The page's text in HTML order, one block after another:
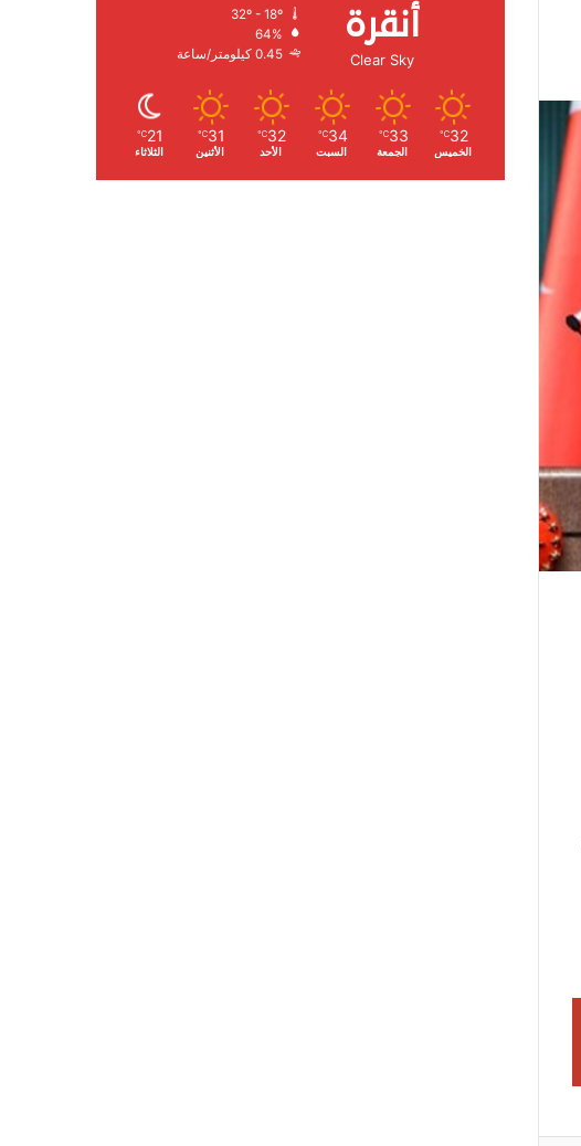
أنقرة
Clear Sky
الرطوبة:
الرياح:
32
℃
الخميس
33
℃
الجمعة
34
℃
السبت
32
℃
الأحد
31
℃
الأثنين
21
℃
الثلاثاء